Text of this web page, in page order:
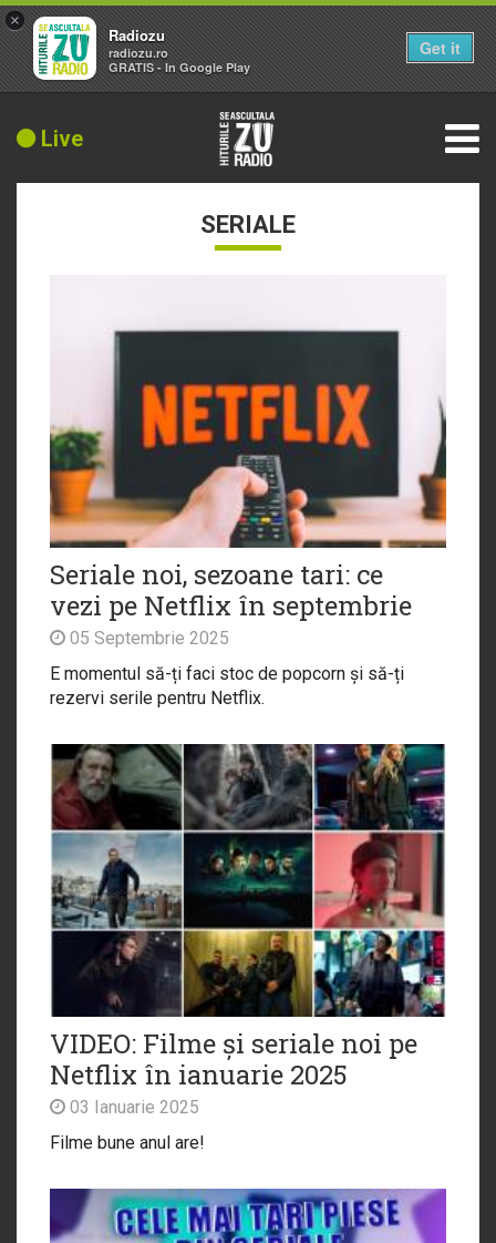
Live
SERIALE
Seriale noi, sezoane tari: ce
vezi pe Netflix în septembrie
05 Septembrie 2025
E momentul să-ți faci stoc de popcorn și să-ți
rezervi serile pentru Netflix.
VIDEO: Filme și seriale noi pe
Netflix în ianuarie 2025
03 Ianuarie 2025
Filme bune anul are!
×
Radiozu
radiozu.ro
GRATIS - In Google Play
Get it